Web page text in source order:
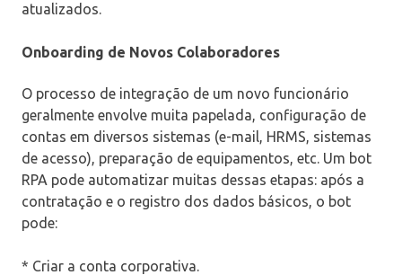
atualizados.
Onboarding de Novos Colaboradores
O processo de integração de um novo funcionário
geralmente envolve muita papelada, configuração de
contas em diversos sistemas (e-mail, HRMS, sistemas
de acesso), preparação de equipamentos, etc. Um bot
RPA pode automatizar muitas dessas etapas: após a
contratação e o registro dos dados básicos, o bot
pode:
* Criar a conta corporativa.